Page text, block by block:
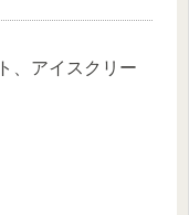
、アイスクリー